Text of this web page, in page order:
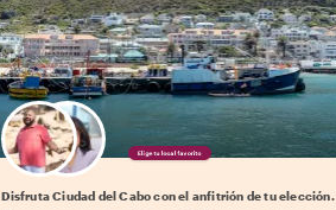
Elige tu local favorito
Disfruta Ciudad del Cabo con el anfitrión de tu elección.